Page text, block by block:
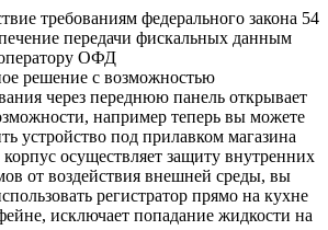
требованиям федерального закона 54
передачи фискальных данным
ОФД
решение с возможностью
через переднюю панель открывает
например теперь вы можете
устройство под прилавком магазина
осуществляет защиту внутренних
от воздействия внешней среды, вы
регистратор прямо на кухне
исключает попадание жидкости на